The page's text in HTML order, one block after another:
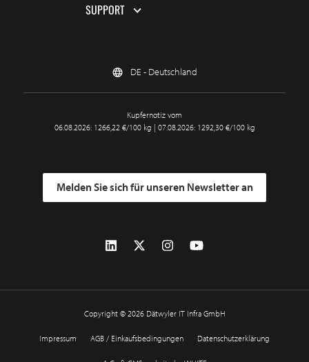
SUPPORT
DE - Deutschland
Kupfernotiz vom
06.08.2026: 1266,22 €/100 kg | 07.08.2026: 1292,30 €/100 kg
Melden Sie sich für unseren Newsletter an
Copyright © 2026 Dätwyler IT Infra GmbH
Impressum AGB / Einkaufsbedingungen Datenschutzerklärung